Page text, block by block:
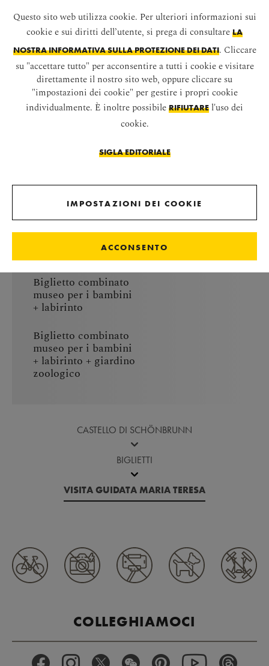
Sisi Pass
Winter Pass
State Apartments
Museo per i bambini
LEI
Giardini esclusivi di
Classic Pass
Classic Pass Plus
Biglietto combinato
museo per i bambini
+ labirinto
Biglietto combinato
museo per i bambini
+ labirinto + giardino
zoologico
CASTELLO DI SCHÖNBRUNN
BIGLIETTI
VISITA GUIDATA MARIA TERESA
COLLEGHIAMOCI
Questo sito web utilizza cookie. Per ulteriori informazioni sui
cookie e sui diritti dell’utente, si prega di consultare LA
NOSTRA INFORMATIVA SULLA PROTEZIONE DEI DATI. Cliccare
su "accettare tutto" per acconsentire a tutti i cookie e visitare
direttamente il nostro sito web, oppure cliccare su
"impostazioni dei cookie" per gestire i propri cookie
individualmente. È inoltre possibile RIFIUTARE l'uso dei
cookie.
SIGLA EDITORIALE
IMPOSTAZIONI DEI COOKIE
ACCONSENTO